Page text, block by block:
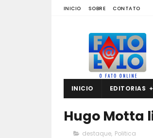
INICIO SOBRE CONTATO
INICIO EDITORIAS
Hugo Motta
destaque, Politica